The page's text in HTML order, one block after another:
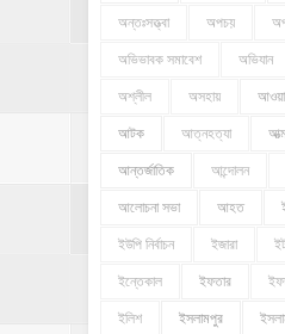
অন্তঃসত্ত্বা অপচয়
অভিভাবক সমাবেশ অভিযান
অশ্লীল অসহায়
আটক আত্নহত্যা
আন্তর্জাতিক আন্দোলন
আলোচনা সভা আহত
ইউপি নির্বাচন ইজারা
ইন্তেকাল ইফতার
ইলিশ ইসলামপুর